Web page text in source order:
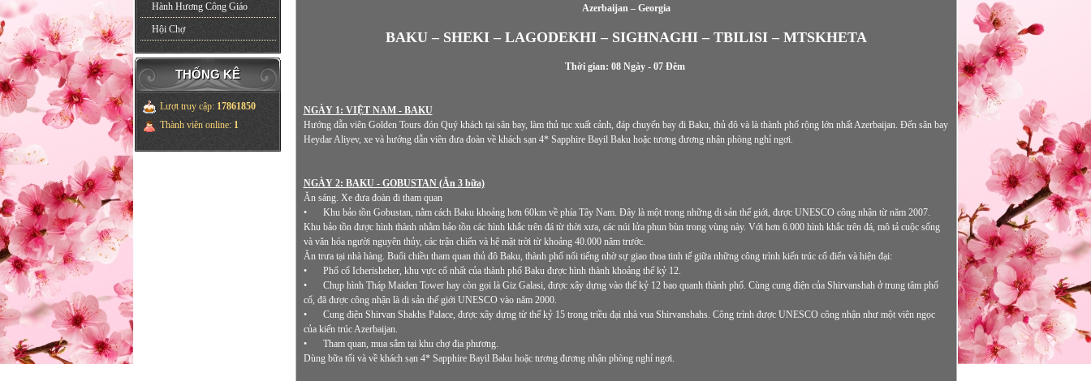
Hành Hương Công Giáo
Hội Chợ
THỐNG KÊ
Lượt truy cập: 17861850
Thành viên online: 1
Azerbaijan – Georgia
BAKU – SHEKI – LAGODEKHI – SIGHNAGHI – TBILISI – MTSKHETA
Thời gian: 08 Ngày - 07 Đêm
NGÀY 1: VIỆT NAM - BAKU
Hướng dẫn viên Golden Tours đón Quý khách tại sân bay, làm thủ tục xuất cảnh, đáp chuyến bay đi Baku, thủ đô và là thành phố rộng lớn nhất Azerbaijan. Đến sân bay
Heydar Aliyev, xe và hướng dẫn viên đưa đoàn về khách sạn 4* Sapphire Bayil Baku hoặc tương đương nhận phòng nghỉ ngơi.
NGÀY 2: BAKU - GOBUSTAN (Ăn 3 bữa)
Ăn sáng. Xe đưa đoàn đi tham quan
•
Khu bảo tồn Gobustan, nằm cách Baku khoảng hơn 60km về phía Tây Nam. Đây là một trong những di sản thế giới, được UNESCO công nhận từ năm 2007.
Khu bảo tồn được hình thành nhằm bảo tồn các hình khắc trên đá từ thời xưa, các núi lửa phun bùn trong vùng này. Với hơn 6.000 hình khắc trên đá, mô tả cuộc sống
và văn hóa người nguyên thủy, các trận chiến và hệ mặt trời từ khoảng 40.000 năm trước.
Ăn trưa tại nhà hàng. Buổi chiều tham quan thủ đô Baku, thành phố nổi tiếng nhờ sự giao thoa tinh tế giữa những công trình kiến trúc cổ điển và hiện đại:
•
Phổ cổ Icherisheher, khu vực cổ nhất của thành phố Baku được hình thành khoảng thế kỷ 12.
•
Chụp hình Tháp Maiden Tower hay còn gọi là Giz Galasi, được xây dựng vào thế kỷ 12 bao quanh thành phố. Cùng cung điện của Shirvanshah ở trung tâm phố
cổ, đã được công nhận là di sản thế giới UNESCO vào năm 2000.
•
Cung điện Shirvan Shakhs Palace, được xây dựng từ thế kỷ 15 trong triều đại nhà vua Shirvanshahs. Công trình được UNESCO công nhận như một viên ngọc
của kiến trúc Azerbaijan.
•
Tham quan, mua sắm tại khu chợ địa phương.
Dùng bữa tối và về khách sạn 4* Sapphire Bayil Baku hoặc tương đương nhận phòng nghỉ ngơi.